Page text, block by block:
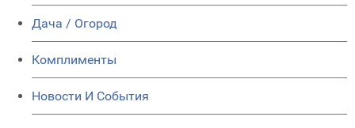
Дача / Огород
Комплименты
Новости И События